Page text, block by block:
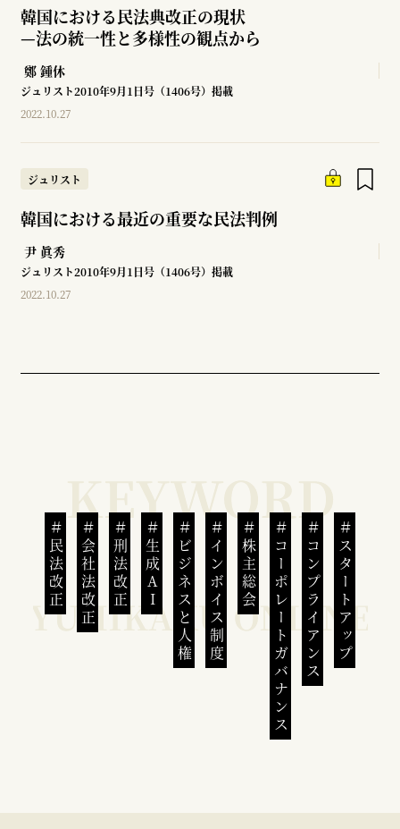
韓国における民法典改正の現状
—法の統一性と多様性の観点から
鄭 鍾休
ジュリスト2010年9月1日号（1406号）掲載
2022.10.27
ジュリスト
韓国における最近の重要な民法判例
尹 眞秀
ジュリスト2010年9月1日号（1406号）掲載
2022.10.27
民法改正 会社法改正 刑法改正 生成AI ビジネスと人権インボイス制度 株主総会 コーポレートガバナンスコンプライアンススタートアップ